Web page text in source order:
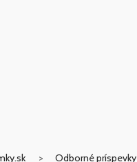
Odborné príspevky